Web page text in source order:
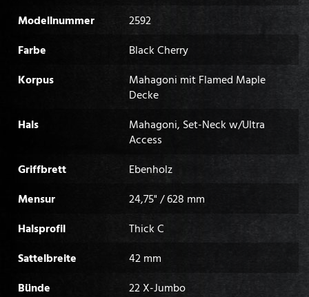
Modellnummer
2592
Farbe
Black Cherry
Korpus
Mahagoni mit Flamed Maple
Decke
Hals
Mahagoni, Set-Neck w/Ultra
Access
Griffbrett
Ebenholz
Mensur
24,75" / 628 mm
Halsprofil
Thick C
Sattelbreite
42 mm
Bünde
22 X-Jumbo